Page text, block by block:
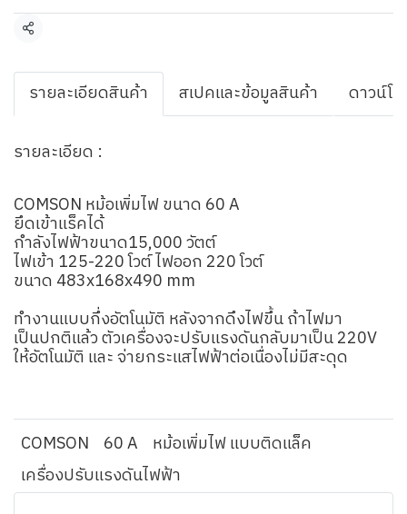
แชร์
รายละเอียดสินค้า สเปคและข้อมูลสินค้า ดาวน์โ
รายละเอียด :
COMSON หม้อเพิ่มไฟ ขนาด 60 A
ยึดเข้าแร็คได้
กำลังไฟฟ้าขนาด15,000 วัตต์
ไฟเข้า 125-220 โวต์ ไฟออก 220 โวต์
ขนาด 483x168x490 mm
ทำงานแบบกึ่งอัตโนมัติ หลังจากดึงไฟขึ้น ถ้าไฟมา
เป็นปกติแล้ว ตัวเครื่องจะปรับแรงดันกลับมาเป็น 220V
ให้อัตโนมัติ และ จ่ายกระแสไฟฟ้าต่อเนื่องไม่มีสะดุด
COMSON 60 A หม้อเพิ่มไฟ แบบติดแล็ค
เครื่องปรับแรงดันไฟฟ้า